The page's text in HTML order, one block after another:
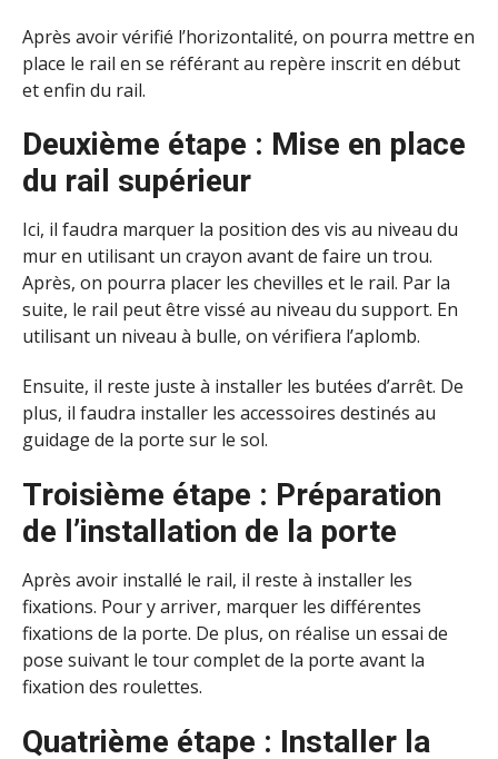
Après avoir vérifié l’horizontalité, on pourra mettre en
place le rail en se référant au repère inscrit en début
et enfin du rail.
Deuxième étape : Mise en place
du rail supérieur
Ici, il faudra marquer la position des vis au niveau du
mur en utilisant un crayon avant de faire un trou.
Après, on pourra placer les chevilles et le rail. Par la
suite, le rail peut être vissé au niveau du support. En
utilisant un niveau à bulle, on vérifiera l’aplomb.
Ensuite, il reste juste à installer les butées d’arrêt. De
plus, il faudra installer les accessoires destinés au
guidage de la porte sur le sol.
Troisième étape : Préparation
de l’installation de la porte
Après avoir installé le rail, il reste à installer les
fixations. Pour y arriver, marquer les différentes
fixations de la porte. De plus, on réalise un essai de
pose suivant le tour complet de la porte avant la
fixation des roulettes.
Quatrième étape : Installer la